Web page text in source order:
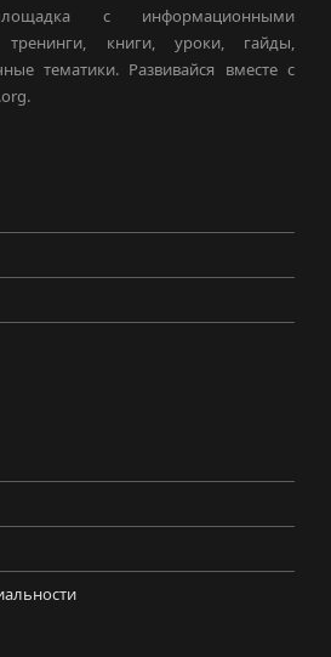
с информационными
тренинги, книги, уроки, гайды,
тематики. Развивайся вместе с